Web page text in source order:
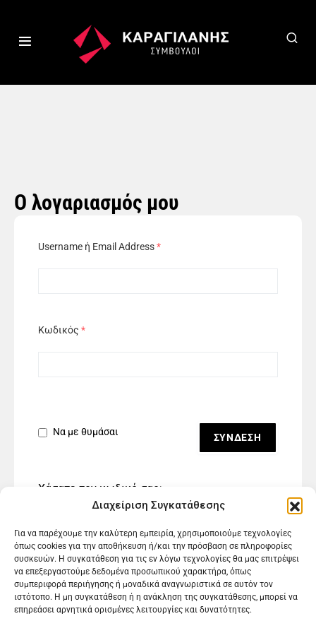
Διαχείριση Συγκατάθεσης
Για να παρέχουμε την καλύτερη εμπειρία, χρησιμοποιούμε τεχνολογίες
όπως cookies για την αποθήκευση ή/και την πρόσβαση σε πληροφορίες
συσκευών. Η συγκατάθεση για τις εν λόγω τεχνολογίες θα μας επιτρέψει
να επεξεργαστούμε δεδομένα προσωπικού χαρακτήρα, όπως
συμπεριφορά περιήγησης ή μοναδικά αναγνωριστικά σε αυτόν τον
ιστότοπο. Η μη συγκατάθεση ή η ανάκληση της συγκατάθεσης, μπορεί να
επηρεάσει αρνητικά ορισμένες λειτουργίες και δυνατότητες.
Ο λογαριασμός μου
Username ή Email Address*
Κωδικός*
Να με θυμάσαι
Χάσατε τον κωδικό σας;